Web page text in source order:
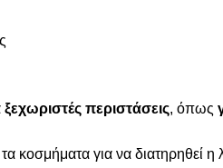
ξεχωριστές περιστάσεις, όπως
κοσμήματα για να διατηρηθεί η